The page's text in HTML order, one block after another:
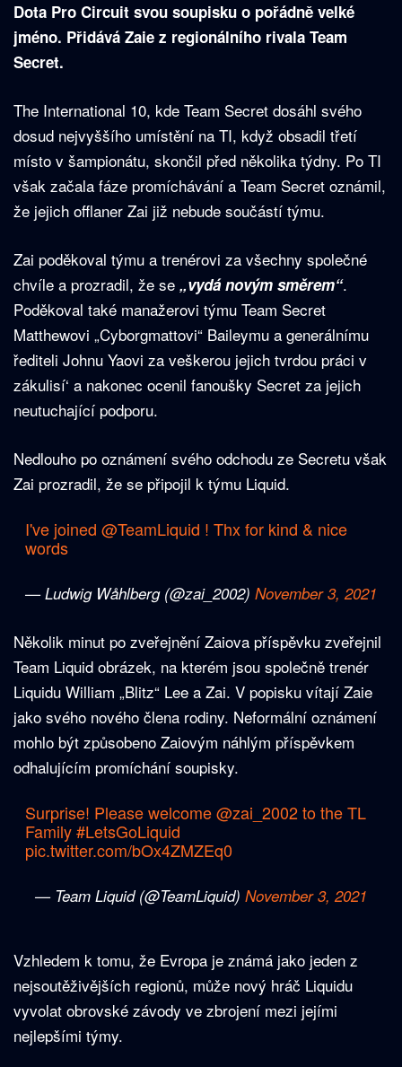
Dota Pro Circuit svou soupisku o pořádně velké
jméno. Přidává Zaie z regionálního rivala Team
Secret.
The International 10, kde Team Secret dosáhl svého
dosud nejvyššího umístění na TI, když obsadil třetí
místo v šampionátu, skončil před několika týdny. Po TI
však začala fáze promíchávání a Team Secret oznámil,
že jejich offlaner Zai již nebude součástí týmu.
Zai poděkoval týmu a trenérovi za všechny společné
chvíle a prozradil, že se „vydá novým směrem“.
Poděkoval také manažerovi týmu Team Secret
Matthewovi „Cyborgmattovi“ Baileymu a generálnímu
řediteli Johnu Yaovi za veškerou jejich tvrdou práci v
zákulisí‘ a nakonec ocenil fanoušky Secret za jejich
neutuchající podporu.
Nedlouho po oznámení svého odchodu ze Secretu však
Zai prozradil, že se připojil k týmu Liquid.
I've joined @TeamLiquid ! Thx for kind & nice
words
— Ludwig Wåhlberg (@zai_2002) November 3, 2021
Několik minut po zveřejnění Zaiova příspěvku zveřejnil
Team Liquid obrázek, na kterém jsou společně trenér
Liquidu William „Blitz“ Lee a Zai. V popisku vítají Zaie
jako svého nového člena rodiny. Neformální oznámení
mohlo být způsobeno Zaiovým náhlým příspěvkem
odhalujícím promíchání soupisky.
Surprise! Please welcome@zai_2002to the TL
Family#LetsGoLiquid
pic.twitter.com/bOx4ZMZEq0
— Team Liquid (@TeamLiquid) November 3, 2021
Vzhledem k tomu, že Evropa je známá jako jeden z
nejsoutěživějších regionů, může nový hráč Liquidu
vyvolat obrovské závody ve zbrojení mezi jejími
nejlepšími týmy.